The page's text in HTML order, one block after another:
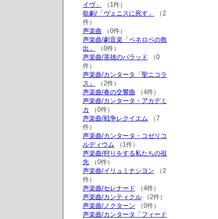
イヴ」
（1件）
歌劇/「ヴェニスに死す」
（2
件）
声楽曲 （0件）
声楽曲/劇音楽「ペネロペの救
出」
（0件）
声楽曲/英雄のバラッド （0
件）
声楽曲/カンタータ「聖ニコラ
ス」
（2件）
声楽曲/春の交響曲 （4件）
声楽曲/カンタータ・アカデミ
カ
（0件）
声楽曲/戦争レクイエム （7
件）
声楽曲/カンタータ・コゼリコ
ルディウム （1件）
声楽曲/狩りをする私たちの祖
先 （0件）
声楽曲/イリュミナシヨン （2
件）
声楽曲/セレナード （4件）
声楽曲/カンティクル （2件）
声楽曲/ノクターン （0件）
声楽曲/カンタータ「フィード